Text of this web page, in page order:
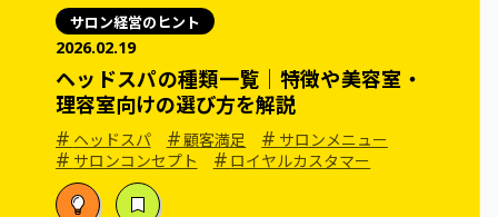
サロン経営のヒント
2026.02.19
ヘッドスパの種類一覧｜特徴や美容室・
理容室向けの選び方を解説
# ヘッドスパ #顧客満足 # サロンメニュー
# サロンコンセプト # ロイヤルカスタマー